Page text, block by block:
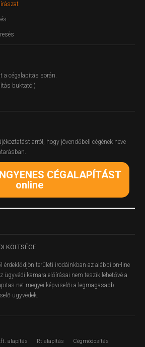
a cégalapítás során.
buktatói)
arról, hogy jövendőbeli cégének neve
CÉGALAPÍTÁST
online
KÖLTSÉGE
érdeklődjön területi irodáinkban az alábbi on-line
ügyvédi kamara előírásai nem teszik lehetővé a
megyei képviselői a legmagasabb
ügyvédek.
alapítás Rt alapítás Cégmódosítás